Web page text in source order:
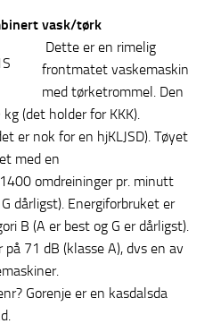
vask/tørk
Dette er en rimelig
frontmatet vaskemaskin
med tørketrommel. Den
(det holder for KKK).
er nok for en hjKLJSD). Tøyet
med en
omdreininger pr. minutt
dårligst). Energiforbruket er
B (A er best og G er dårligst).
71 dB (klasse A), dvs en av
Gorenje er en kasdalsda